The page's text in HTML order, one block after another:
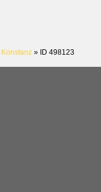
Konstanz » ID 498123